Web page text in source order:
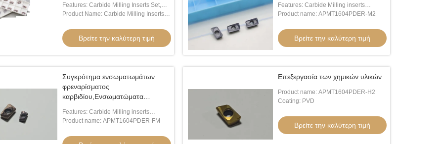
ένθετα καρβιδίου
καλύτερη τιμή
Features: Carbide Milling Inserts Set,
High-Performance Milling Inserts For
Product Name: Carbide Milling Inserts
APMT1135PDER-M2 APMT1604PDER-
M2
Βρείτε την καλύτερη τιμή
Features: Carbide Milling inserts
Set,High-Performance Milling inserts for
Product name: APMT1604PDER-M2
Βρείτε την καλύτερη τιμή
Συγκρότημα ενσωματωμάτων
φρεναρίσματος
καρβιδίου,Ενσωματώματα
επιδόσεων για σκληρό κράμα από
APMT1604PDER-FM
Features: Carbide Milling inserts
Set,High-Performance Milling inserts for
Product name: APMT1604PDER-FM
Επεξεργασία των χημικών υλικών
Product name: APMT1604PDER-H2
Coating: PVD
Βρείτε την καλύτερη τιμή